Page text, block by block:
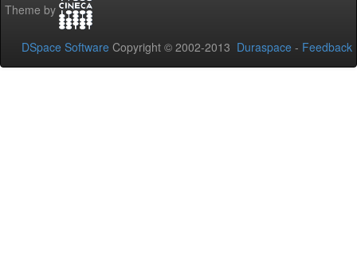
Theme by
DSpace Software Copyright © 2002-2013 Duraspace - Feedback